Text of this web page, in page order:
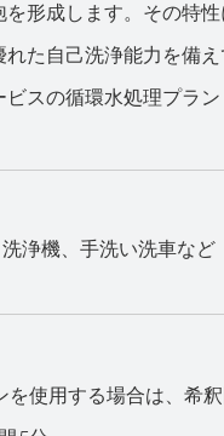
形成します。その特
た自己洗浄能力を備
スの循環水処理プラ
浄機、手洗い洗車など
使用する場合は、希